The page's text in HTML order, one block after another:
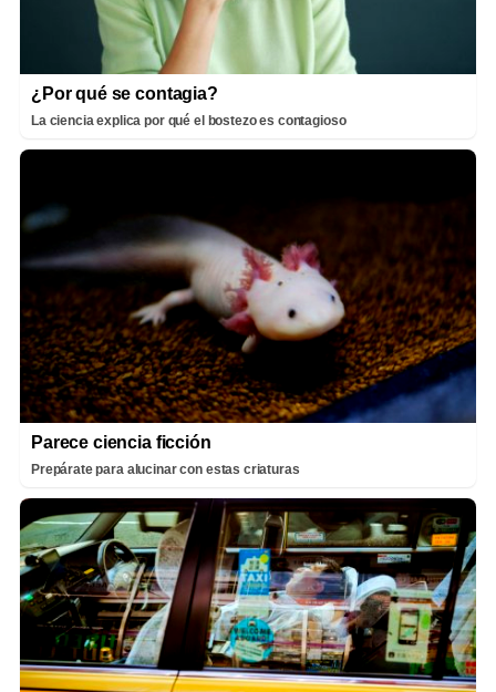
¿Por qué se contagia?
La ciencia explica por qué el bostezo es contagioso
Parece ciencia ficción
Prepárate para alucinar con estas criaturas